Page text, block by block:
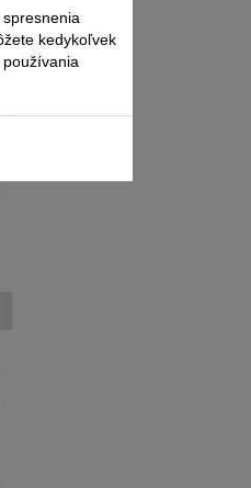
kedykoľvek
používania